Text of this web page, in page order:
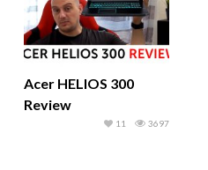
Acer HELIOS 300
Review
3697
11